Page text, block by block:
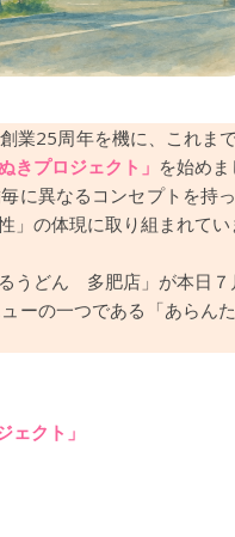
業25周年を機に、これま
きプロジェクト」 を始めま
に異なるコンセプトを持
の体現に取り組まれてい
どん 多肥店」が本日７
ーの一つである「あらん
クト」